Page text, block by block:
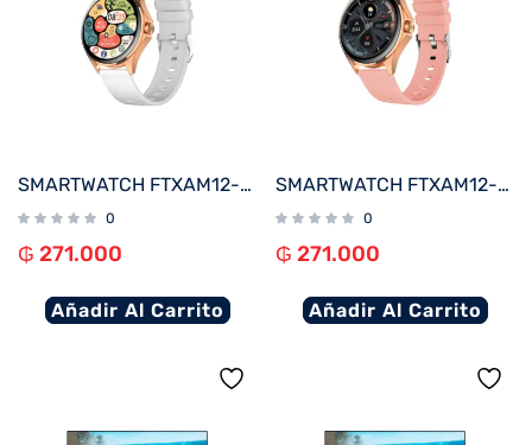
SMARTWATCH FTXAM12-RGW 49MM ROSE GOLD/GRIS ANDROID/IOS/BT/FREC. CARD
0
₲ 271.000
Añadir Al Carrito
SMARTWATCH FTXAM12-RGP 49MM ROSE GOLD/ROSA ANDROID/IOS/BT/FREC. CARD
0
₲ 271.000
Añadir Al Carrito